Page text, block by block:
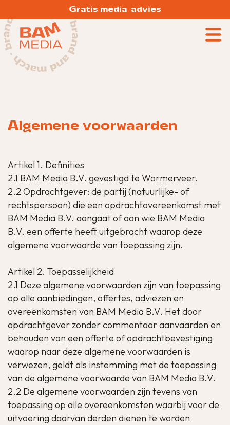
Gratis media-advies
Algemene voorwaarden
Artikel 1. Definities
2.1 BAM Media B.V. gevestigd te Wormerveer.
2.2 Opdrachtgever: de partij (natuurlijke- of
rechtspersoon) die een opdrachtovereenkomst met
BAM Media B.V. aangaat of aan wie BAM Media
B.V. een offerte heeft uitgebracht waarop deze
algemene voorwaarde van toepassing zijn.
Artikel 2. Toepasselijkheid
2.1 Deze algemene voorwaarden zijn van toepassing
op alle aanbiedingen, offertes, adviezen en
overeenkomsten van BAM Media B.V. Het door
opdrachtgever zonder commentaar aanvaarden en
behouden van een offerte of opdrachtbevestiging
waarop naar deze algemene voorwaarden is
verwezen, geldt als instemming met de toepassing
van de algemene voorwaarde van BAM Media B.V.
2.2 De algemene voorwaarden zijn tevens van
toepassing op alle overeenkomsten waarbij voor de
uitvoering daarvan derden dienen te worden